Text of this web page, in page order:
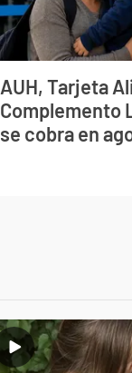
AUH, Tarjeta
Complemento
se cobra en